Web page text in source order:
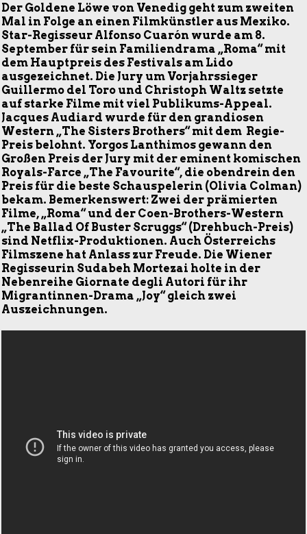
Der Goldene Löwe von Venedig geht zum zweiten
Mal in Folge an einen Filmkünstler aus Mexiko.
Star-Regisseur Alfonso Cuarón wurde am 8.
September für sein Familiendrama „Roma“ mit
dem Hauptpreis des Festivals am Lido
ausgezeichnet. Die Jury um Vorjahrssieger
Guillermo del Toro und Christoph Waltz setzte
auf starke Filme mit viel Publikums-Appeal.
Jacques Audiard wurde für den grandiosen
Western „The Sisters Brothers“ mit dem Regie-
Preis belohnt. Yorgos Lanthimos gewann den
Großen Preis der Jury mit der eminent komischen
Royals-Farce „The Favourite“, die obendrein den
Preis für die beste Schauspelerin (Olivia Colman)
bekam. Bemerkenswert: Zwei der prämierten
Filme, „Roma“ und der Coen-Brothers-Western
„The Ballad Of Buster Scruggs“ (Drehbuch-Preis)
sind Netflix-Produktionen. Auch Österreichs
Filmszene hat Anlass zur Freude. Die Wiener
Regisseurin Sudabeh Mortezai holte in der
Nebenreihe Giornate degli Autori für ihr
Migrantinnen-Drama „Joy“ gleich zwei
Auszeichnungen.